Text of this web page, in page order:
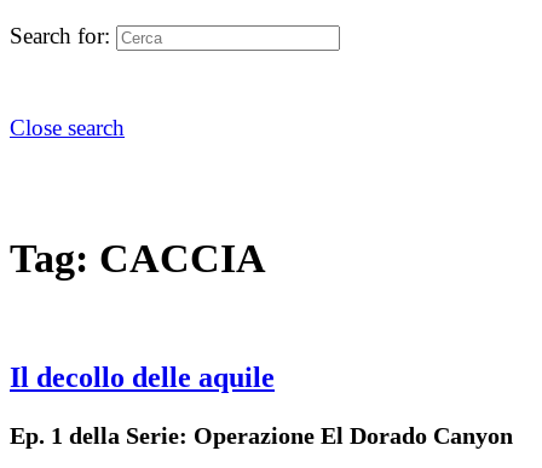
Search for:
Close search
Tag: CACCIA
Il decollo delle aquile
Ep. 1 della Serie: Operazione El Dorado Canyon